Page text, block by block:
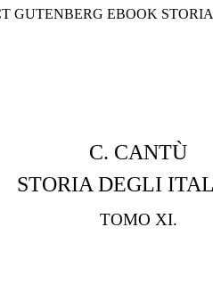
GUTENBERG EBOOK
C. CANTÙ
STORIA DEGLI
TOMO XI.